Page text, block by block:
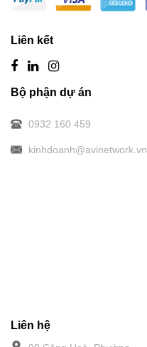
Liên kết
Bộ phận dự án
0932 160 459
kinhdoanh@avinetwork.vn
Liên hệ